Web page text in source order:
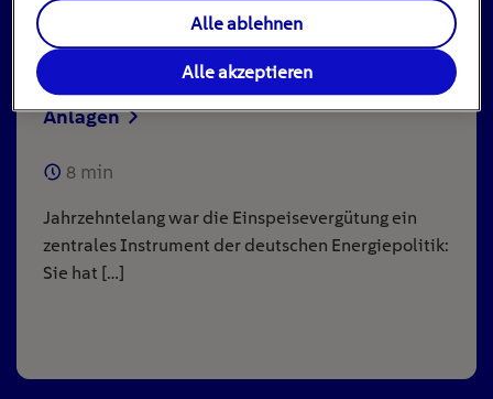
Einspeisevergütung für Photovoltaik-
Anlagen
8 min
Jahrzehntelang war die Einspeisevergütung ein
zentrales Instrument der deutschen Energiepolitik:
Sie hat […]
Alle ablehnen
Alle akzeptieren